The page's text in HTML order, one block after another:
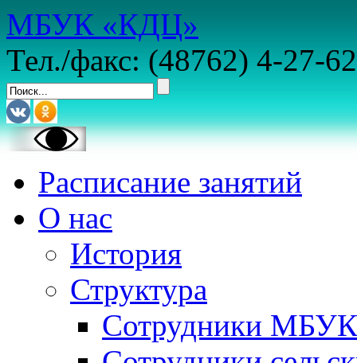
МБУК «КДЦ»
Тел./факс: (48762) 4-27-62
Расписание занятий
О нас
История
Структура
Сотрудники